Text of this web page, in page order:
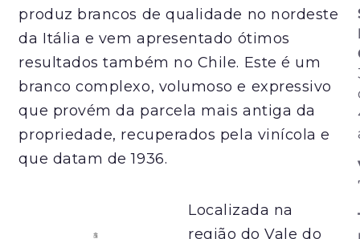
produz brancos de qualidade no nordeste
da Itália e vem apresentado ótimos
resultados também no Chile. Este é um
branco complexo, volumoso e expressivo
que provém da parcela mais antiga da
propriedade, recuperados pela vinícola e
que datam de 1936.
Localizada na
região do Vale do